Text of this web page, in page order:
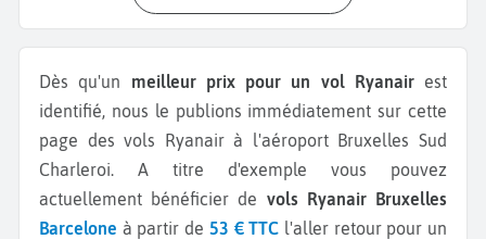
Dès qu'un meilleur prix pour un vol Ryanairest
identifié, nous le publions immédiatement sur cette
page des vols Ryanair à l'aéroport Bruxelles Sud
Charleroi. A titre d'exemple vous pouvez
actuellement bénéficier de vols Ryanair Bruxelles
Barcelone à partir de 53 € TTC l'aller retour pour un